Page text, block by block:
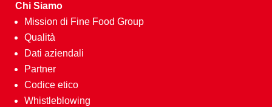
Chi Siamo
Mission di Fine Food Group
Qualità
Dati aziendali
Partner
Codice etico
Whistleblowing